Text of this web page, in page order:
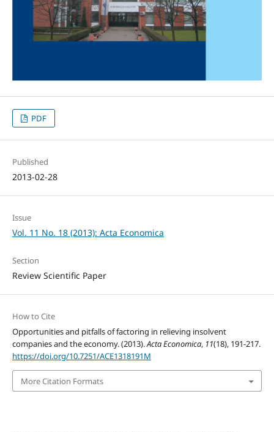
PDF
Published
2013-02-28
Issue
Vol. 11 No. 18 (2013): Acta Economica
Section
Review Scientific Paper
How to Cite
Opportunities and pitfalls of factoring in relieving insolvent
companies and the economy. (2013).Acta Economica, 11(18), 191-217.
https://doi.org/10.7251/ACE1318191M
More Citation Formats